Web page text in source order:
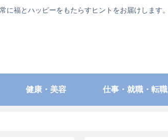
福とハッピーをもたらすヒントをお届けします。
健康・美容 仕事・就職・転職